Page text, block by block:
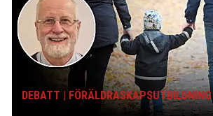
DEBATT | FÖRÄLDRASKAPS­UTBILDNING